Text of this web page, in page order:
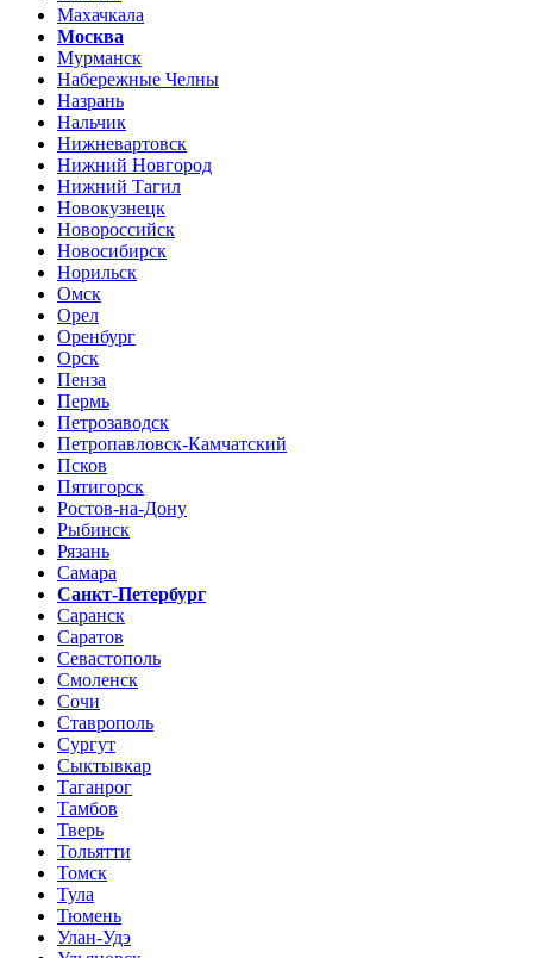
Махачкала
Москва
Мурманск
Набережные Челны
Назрань
Нальчик
Нижневартовск
Нижний Новгород
Нижний Тагил
Новокузнецк
Новороссийск
Новосибирск
Норильск
Омск
Орел
Оренбург
Орск
Пенза
Пермь
Петрозаводск
Петропавловск-Камчатский
Псков
Пятигорск
Ростов-на-Дону
Рыбинск
Рязань
Самара
Санкт-Петербург
Саранск
Саратов
Севастополь
Смоленск
Сочи
Ставрополь
Сургут
Сыктывкар
Таганрог
Тамбов
Тверь
Тольятти
Томск
Тула
Тюмень
Улан-Удэ